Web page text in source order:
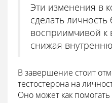
Эти изменения в
сделать личность
восприимчивой
снижая
В завершение стоит
тестостерона на
Оно может как